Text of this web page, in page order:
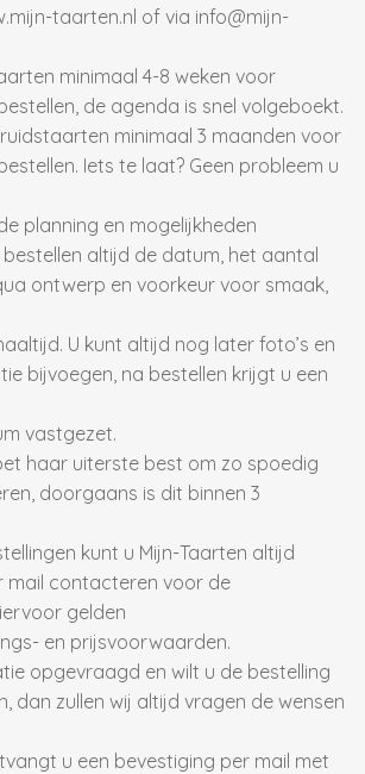
taarten.nl of via info@mijn-
minimaal 4-8 weken voor
de agenda is snel volgeboekt.
minimaal 3 maanden voor
Iets te laat? Geen probleem u
planning en mogelijkheden
altijd de datum, het aantal
ontwerp en voorkeur voor smaak,
U kunt altijd nog later foto’s en
bijvoegen, na bestellen krijgt u een
vastgezet.
haar uiterste best om zo spoedig
doorgaans is dit binnen 3
kunt u Mijn-Taarten altijd
mail contacteren voor de
gelden
en prijsvoorwaarden.
opgevraagd en wilt u de bestelling
dan zullen wij altijd vragen de wensen
u een bevestiging per mail met